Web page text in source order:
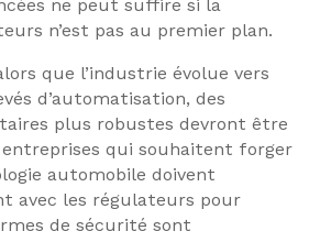
ne peut suffire si la
n’est pas au premier plan.
que l’industrie évolue vers
d’automatisation, des
plus robustes devront être
entreprises qui souhaitent forger
automobile doivent
avec les régulateurs pour
de sécurité sont